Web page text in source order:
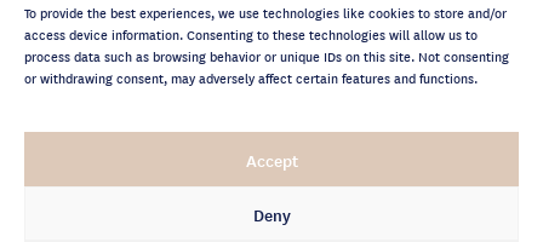
To provide the best experiences, we use technologies like cookies to store and/or
access device information. Consenting to these technologies will allow us to
process data such as browsing behavior or unique IDs on this site. Not consenting
or withdrawing consent, may adversely affect certain features and functions.
Accept
Deny
MENTIONS LÉGALES
CRÉDITS
POLITIQUE DE CONFIDENTIALITÉ
ARCHIVES NEWSLETTER